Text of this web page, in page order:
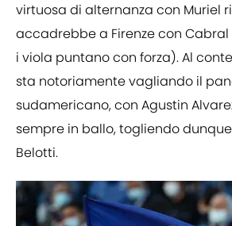
virtuosa di alternanza con Muriel
accadrebbe a Firenze con
i viola puntano con forza). Al
sta notoriamente vagliando il
sudamericano, con Agustin
sempre in ballo, togliendo
Belotti.